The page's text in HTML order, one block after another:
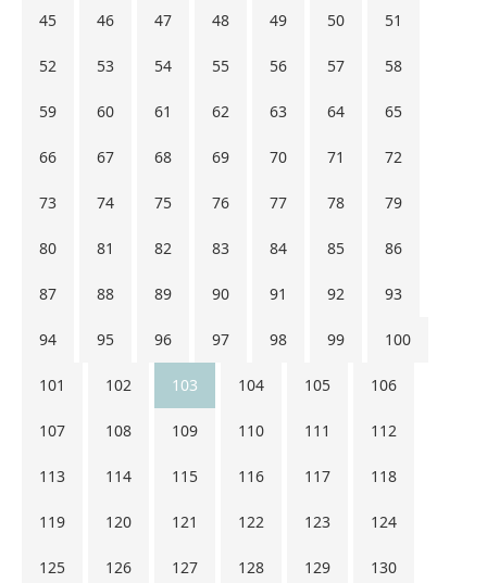
45 46 47 48 49 50 51
52 53 54 55 56 57 58
59 60 61 62 63 64 65
66 67 68 69 70 71 72
73 74 75 76 77 78 79
80 81 82 83 84 85 86
87 88 89 90 91 92 93
94 95 96 97 98 99 100
101 102 103 104 105 106
107 108 109 110 111 112
113 114 115 116 117 118
119 120 121 122 123 124
125 126 127 128 129 130